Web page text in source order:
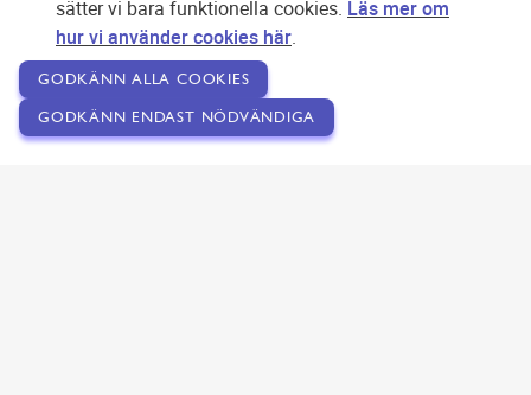
sätter vi bara funktionella cookies. Läs mer om
hur vi använder cookies här.
GODKÄNN ALLA COOKIES
GODKÄNN ENDAST NÖDVÄNDIGA